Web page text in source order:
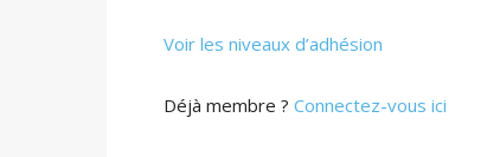
Voir les niveaux d’adhésion
Déjà membre ? Connectez-vous ici